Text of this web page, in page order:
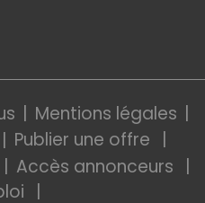
Mentions légales
Publier une offre
Accès annonceurs